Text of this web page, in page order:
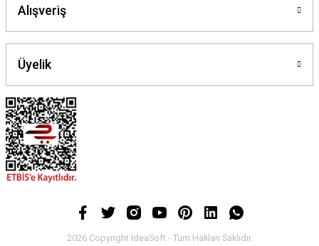
Alışveriş
Üyelik
2026 Copyright IdeaSoft - Tüm Hakları Saklıdır.